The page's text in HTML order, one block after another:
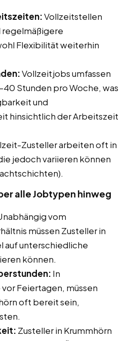
Vollzeitstellen
regelmäßigere
Flexibilität weiterhin
Vollzeitjobs umfassen
Stunden pro Woche, was
und
hinsichtlich der Arbeitszeit
Zusteller arbeiten oft in
jedoch variieren können
alle Jobtypen hinweg
vom
müssen Zusteller in
auf unterschiedliche
können.
In
Feiertagen, müssen
oft bereit sein,
Zusteller in Krummhörn